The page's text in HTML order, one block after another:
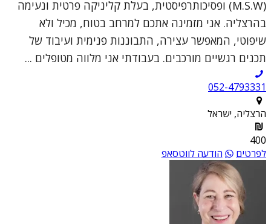
(M.S.W) ופסיכותרפיסטית, בעלת קליניקה פרטית ונעימה
בהרצליה. אני מזמינה אתכם למרחב בטוח, מכיל ולא
שיפוטי, המאפשר עצירה, התבוננות פנימית ועיבוד של
תכנים רגשיים מורכבים. בעבודתי אני מלווה מטופלים ...
052-4793331
הרצליה, ישראל
400
לפרטים
הודעה לווטסאפ